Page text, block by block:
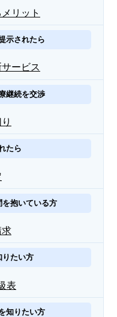
リット
示されたら
ービス
継続を交渉
たら
抱いている方
求
りたい方
表
知りたい方